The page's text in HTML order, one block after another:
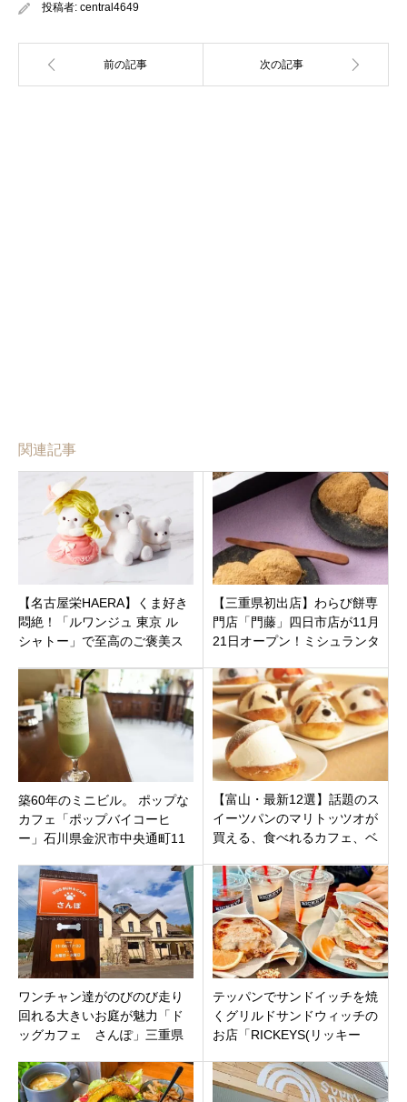
投稿者: central4649
関連記事
【名古屋栄HAERA】くま好き
悶絶！「ルワンジュ 東京 ル
シャトー」で至高のご褒美ス
を堪能
【三重県初出店】わらび餅専
門店「門藤」四日市店が11月
21日オープン！ミシュランタ
注目
築60年のミニビル。 ポップな
カフェ「ポップバイコーヒ
ー」石川県金沢市中央通町11
【富山・最新12選】話題のス
イーツパンのマリトッツオが
買える、食べれるカフェ、ベ
め 富山市、高岡市、砺波
市、黒部市
ワンチャン達がのびのび走り
回れる大きいお庭が魅力「ド
ッグカフェ さんぽ」三重県
テッパンでサンドイッチを焼
くグリルドサンドウィッチの
お店「RICKEYS(リッキー
鹿市の平田駅近く